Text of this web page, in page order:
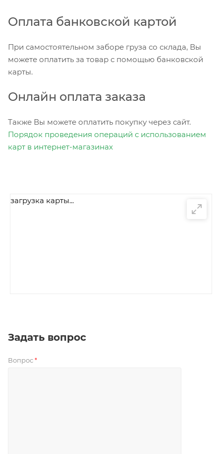
Оплата банковской картой
При самостоятельном заборе груза со склада, Вы
можете оплатить за товар с помощью банковской
карты.
Онлайн оплата заказа
Также Вы можете оплатить покупку через сайт.
Порядок проведения операций с использованием
карт в интернет-магазинах
загрузка карты...
Задать вопрос
Вопрос *